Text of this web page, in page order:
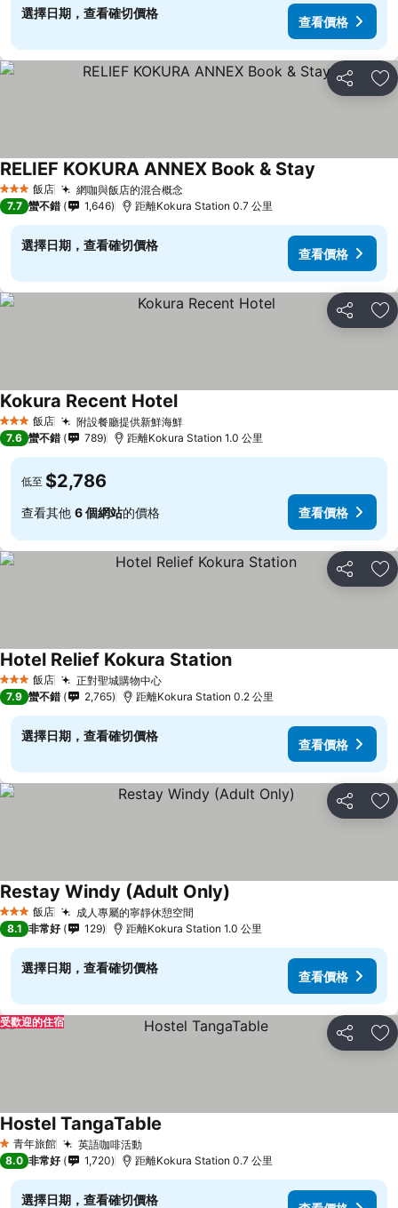
選擇日期，查看確切價格
查看價格
分享 加
3 星級 飯店 網咖與飯店的混合概念
RELIEF KOKURA ANNEX Book & Stay
7.7 蠻不錯 1,646 距離Kokura Station 0.7 公里
選擇日期，查看確切價格
查看價格
分享 加
3 星級 飯店 附設餐廳提供新鮮海鮮
Kokura Recent Hotel
7.6 蠻不錯 789 距離Kokura Station 1.0 公里
低至 $2,786
查看其他 6 個網站的價格 查看價格
分享 加
3 星級 飯店 正對聖城購物中心
Hotel Relief Kokura Station
7.9 蠻不錯 2,765 距離Kokura Station 0.2 公里
選擇日期，查看確切價格
查看價格
分享 加
3 星級 飯店 成人專屬的寧靜休憩空間
Restay Windy (Adult Only)
8.1 非常好 129 距離Kokura Station 1.0 公里
選擇日期，查看確切價格
查看價格
分享 加
受歡迎的住宿
1 星級青年旅館 英語咖啡活動
Hostel TangaTable
8.0 非常好 1,720 距離Kokura Station 0.7 公里
選擇日期，查看確切價格